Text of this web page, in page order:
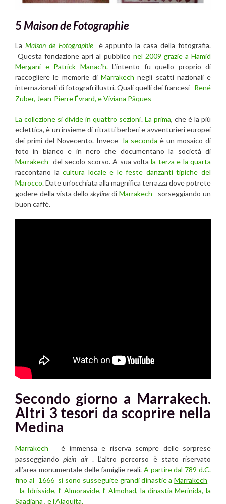
5 Maison de Fotographie
La Maison de Fotographie
è appunto la casa della fotografia.
Questa fondazione aprì al pubblico nel 2009 grazie a Hamid
Mergani e Patrick Manac’h.L’intento fu quello proprio di
raccogliere le memorie di Marrakech negli scatti nazionali e
internazionali di fotografi illustri. Quali quelli dei francesi René
Zuber, Jean-Pierre Évrard, e Viviana Pâques
La collezione si divide in quattro sezioni. La prima, che è la più
eclettica, è un insieme di ritratti berberi e avventurieri europei
dei primi del Novecento. Invece la seconda è un mosaico di
foto in bianco e in nero che documentano la società di
Marrakech del secolo scorso. A sua voltala terza e la quarta
raccontano lacultura locale e le feste danzanti tipiche del
Marocco. Date un’occhiata alla magnifica terrazza dove potrete
godere della vista delloskyline di Marrakech sorseggiando un
buon caffè.
Secondo giorno a Marrakech.
Altri 3 tesori da scoprire nella
Medina
Marrakech è immensa e riserva sempre delle sorprese
passeggiandoplein air. L’altro percorso è stato riservato
all’area monumentale delle famiglie reali. A partire dal 789 d.C.
fino al 1666 si sono susseguite grandi dinastie aMarrakech
la Idrisside, l’ Almoravide, l’ Almohad, la dinastia Merinida, la
Saadiana , e l’Alaouita.